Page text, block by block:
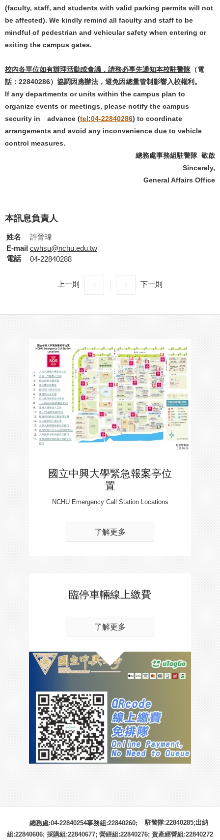
(faculty, staff, and students with valid parking permits will not
be affected). We kindly remind all faculty and staff to be
mindful of pedestrian and vehicular safety when entering or
exiting the campus gates.
校內各單位如有辦理活動或會議，請務必事先通知本校駐警隊（電
話：22840286）協調因應辦法，避免因總量管制影響入校權利。
If any departments or units within the campus plan to
organize events or meetings, please notify the campus
security in advance (tel:04-22840286) to coordinate
arrangements and avoid any inconvenience due to vehicle
control measures.
總務處事務組駐警隊 敬啟
Sincerely,
General Affairs Office
本訊息負責人
姓名
許晉瑋
E-mail cwhsu@nchu.edu.tw
電話
04-22840288
上一則 下一則
國立中興大學緊急報案亭位
置
NCHU Emergency Call Station Locations
了解更多
臨停車輛線上繳費
了解更多
總務處:04-22840254事務組:22840260;
駐警隊:22840285;出納
組:22840606; 採購組:22840677; 營繕組:22840276; 資產經營組:22840272